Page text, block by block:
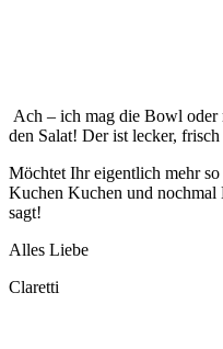
Ach – ich mag die Bowl oder
den Salat! Der ist lecker,
Möchtet Ihr eigentlich mehr
Kuchen Kuchen und
sagt!
Alles Liebe
Claretti